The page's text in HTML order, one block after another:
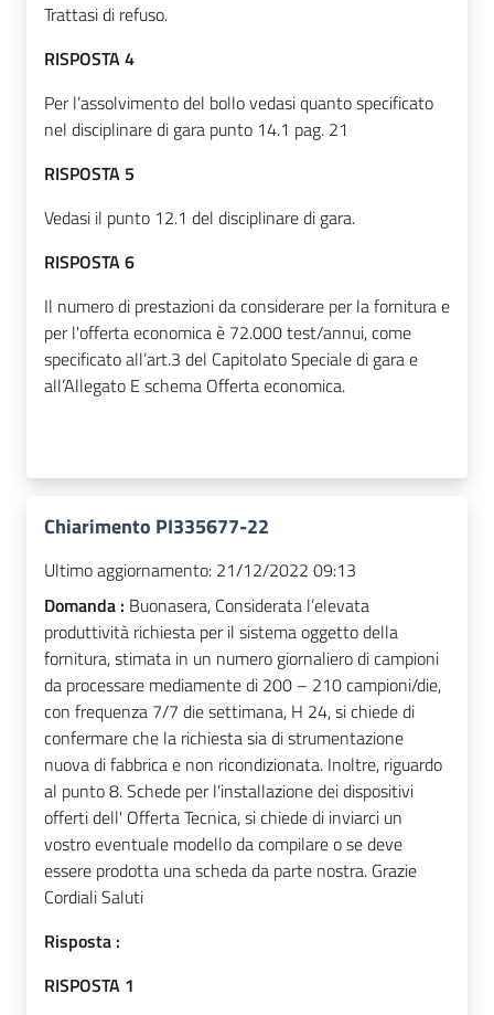
Trattasi di refuso.
RISPOSTA 4
Per l’assolvimento del bollo vedasi quanto specificato
nel disciplinare di gara punto 14.1 pag. 21
RISPOSTA 5
Vedasi il punto 12.1 del disciplinare di gara.
RISPOSTA 6
Il numero di prestazioni da considerare per la fornitura e
per l'offerta economica è 72.000 test/annui, come
specificato all’art.3 del Capitolato Speciale di gara e
all’Allegato E schema Offerta economica.
Chiarimento PI335677-22
Ultimo aggiornamento: 21/12/2022 09:13
Domanda : Buonasera, Considerata l’elevata
produttività richiesta per il sistema oggetto della
fornitura, stimata in un numero giornaliero di campioni
da processare mediamente di 200 – 210 campioni/die,
con frequenza 7/7 die settimana, H 24, si chiede di
confermare che la richiesta sia di strumentazione
nuova di fabbrica e non ricondizionata. Inoltre, riguardo
al punto 8. Schede per l’installazione dei dispositivi
offerti dell' Offerta Tecnica, si chiede di inviarci un
vostro eventuale modello da compilare o se deve
essere prodotta una scheda da parte nostra. Grazie
Cordiali Saluti
Risposta :
RISPOSTA 1